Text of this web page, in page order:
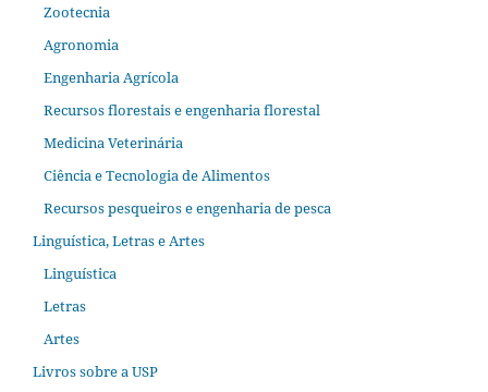
Zootecnia
Agronomia
Engenharia Agrícola
Recursos florestais e engenharia florestal
Medicina Veterinária
Ciência e Tecnologia de Alimentos
Recursos pesqueiros e engenharia de pesca
Linguística, Letras e Artes
Linguística
Letras
Artes
Livros sobre a USP